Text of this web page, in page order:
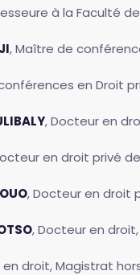
à la Faculté
, Maître de
en Droit
, Docteur en
en droit privé
, Docteur en droit
, Docteur en
en droit, Magistrat